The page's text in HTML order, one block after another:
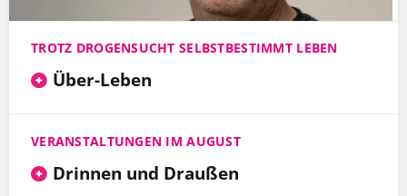
TROTZ DROGENSUCHT SELBSTBESTIMMT LEBEN
Über-Leben
VERANSTALTUNGEN IM AUGUST
Drinnen und Draußen